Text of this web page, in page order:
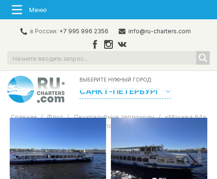
Меню
в России: +7 995 996 2356 info@ru-charters.com
ВЫБЕРИТЕ НУЖНЫЙ ГОРОД:
САНКТ-ПЕТЕРБУРГ
Главная / Флот / Двухпалубные теплоходы / «Москва 64»
Аренда теплохода в СПб